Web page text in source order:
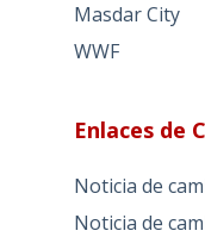
Masdar City
WWF
Enlaces de
Noticia de
Noticia de